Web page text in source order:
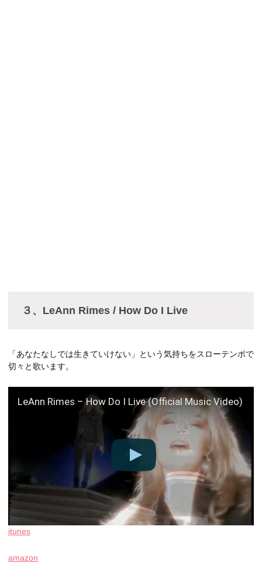
３、LeAnn Rimes / How Do I Live
「あなたなしでは生きていけない」という気持ちをスローテンポで
切々と歌います。
LeAnn Rimes – How Do I Live (Official Music Video)
itunes
amazon